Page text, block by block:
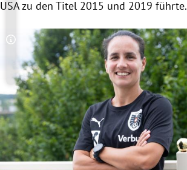
USA zu den Titel 2015 und 2019 führte.
Copyright-Hinweis öffnen/schließen